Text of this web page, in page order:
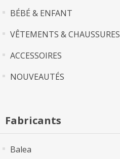
BÉBÉ & ENFANT
VÊTEMENTS & CHAUSSURES
ACCESSOIRES
NOUVEAUTÉS
Fabricants
Balea